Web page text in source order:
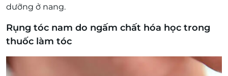
dưỡng ở nang.
Rụng tóc nam do ngấm chất hóa học trong
thuốc làm tóc